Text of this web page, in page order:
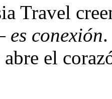
Travel
es conexión
el